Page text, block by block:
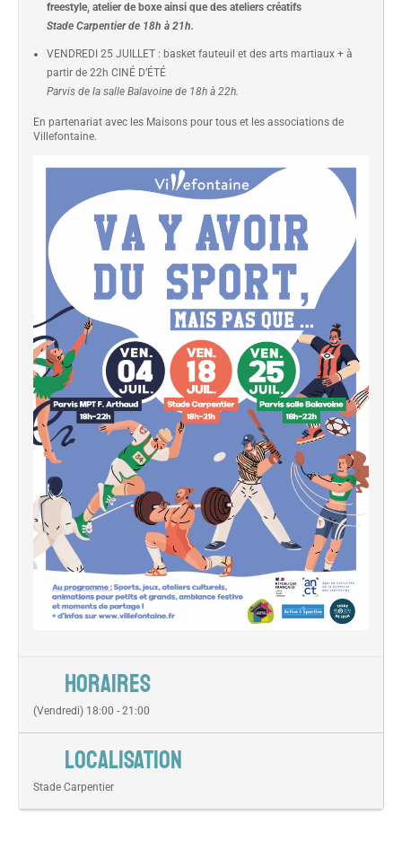
freestyle, atelier de boxe ainsi que des ateliers créatifs
Stade Carpentier de 18h à 21h.
VENDREDI 25 JUILLET : basket fauteuil et des arts martiaux + à
partir de 22h CINÉ D’ÉTÉ
Parvis de la salle Balavoine de 18h à 22h.
En partenariat avec les Maisons pour tous et les associations de
Villefontaine.
HORAIRES
(Vendredi) 18:00 - 21:00
LOCALISATION
Stade Carpentier